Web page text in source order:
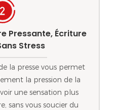
Pressante, Écriture
Stress
la presse vous permet
la pression de la
une sensation plus
sans vous soucier du